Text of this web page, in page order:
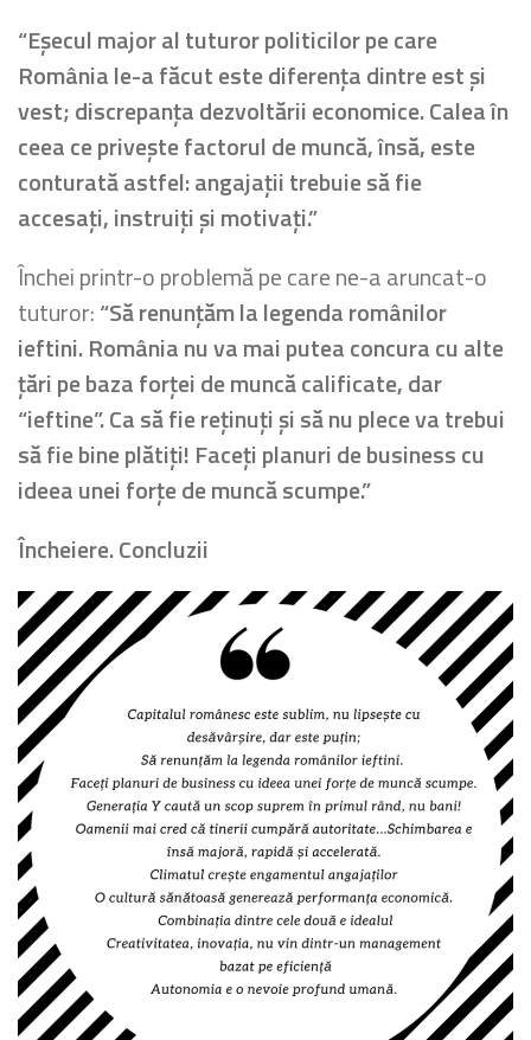
“Eșecul major al tuturor politicilor pe care
România le-a făcut este diferența dintre est și
vest; discrepanța dezvoltării economice. Calea în
ceea ce privește factorul de muncă, însă, este
conturată astfel: angajații trebuie să fie
accesați, instruiți și motivați.”
Închei printr-o problemă pe care ne-a aruncat-o
tuturor:“Să renunțăm la legenda românilor
ieftini. România nu va mai putea concura cu alte
țări pe baza forței de muncă calificate, dar
“ieftine”. Ca să fie reținuți și să nu plece va trebui
să fie bine plătiți! Faceți planuri de business cu
ideea unei forțe de muncă scumpe.”
Încheiere. Concluzii